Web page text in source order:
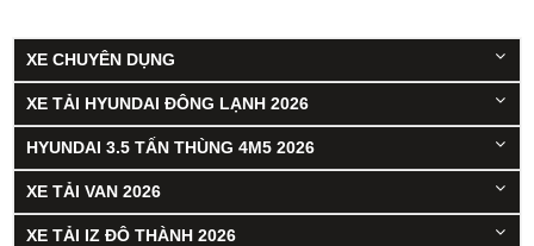
XE CHUYÊN DỤNG
XE TẢI HYUNDAI ĐÔNG LẠNH 2026
HYUNDAI 3.5 TẤN THÙNG 4M5 2026
XE TẢI VAN 2026
XE TẢI IZ ĐÔ THÀNH 2026